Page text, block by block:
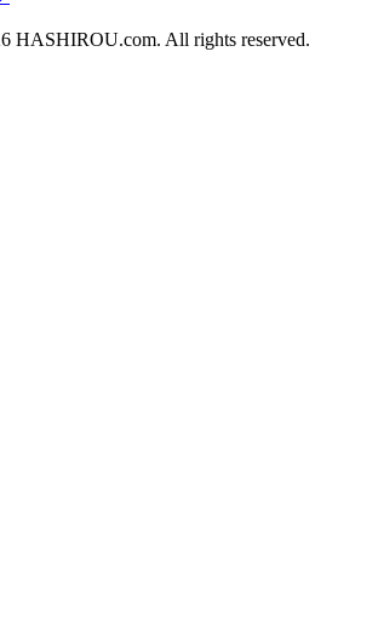
HASHIROU.com. All rights reserved.